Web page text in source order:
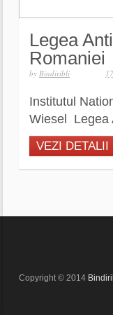
Legea
Romaniei
by Bindiribli
Institutul
Wiesel Legea
VEZI DETALII
Copyright © 2014